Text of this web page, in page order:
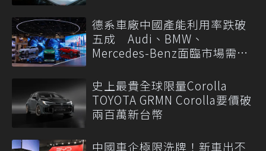
德系車廠中國產能利用率跌破
五成 Audi、BMW、
Mercedes-Benz面臨市場需求
史上最貴全球限量Corolla
TOYOTA GRMN Corolla要價破
兩百萬新台幣
中國車企極限洗牌！新車出不